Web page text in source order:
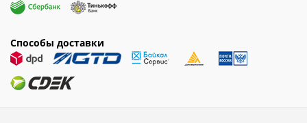
Способы доставки